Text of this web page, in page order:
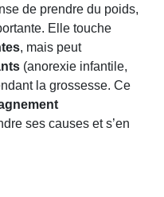
de prendre du poids,
Elle touche
, mais peut
(anorexie infantile,
la grossesse. Ce
ses causes et s’en